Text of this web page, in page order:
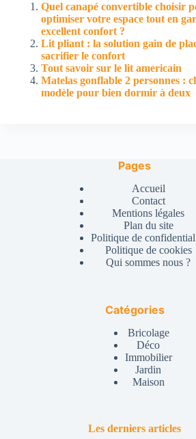
Quel canapé convertible choisir
optimiser votre espace tout en
excellent confort ?
Lit pliant : la solution gain de
sacrifier le confort
Tout savoir sur le lit americain
Matelas gonflable 2 personnes :
modèle pour bien dormir à deux
Pages
Accueil
Contact
Mentions légales
Plan du site
Politique de
Politique de cookies
Qui sommes nous ?
Catégories
Bricolage
Déco
Immobilier
Jardin
Maison
Les derniers articles